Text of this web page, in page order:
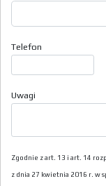
Telefon
Uwagi
Zgodnie z art. 13 i art. 14
z dnia 27 kwietnia 2016 r. w